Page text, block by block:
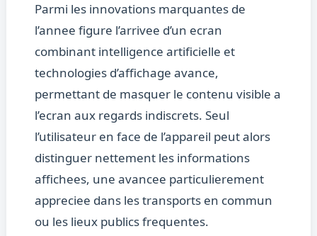
Parmi les innovations marquantes de
l’annee figure l’arrivee d’un ecran
combinant intelligence artificielle et
technologies d’affichage avance,
permettant de masquer le contenu visible a
l’ecran aux regards indiscrets. Seul
l’utilisateur en face de l’appareil peut alors
distinguer nettement les informations
affichees, une avancee particulierement
appreciee dans les transports en commun
ou les lieux publics frequentes.